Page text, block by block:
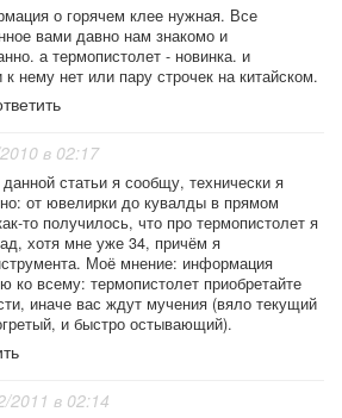
о горячем клее нужная. Все
вами давно нам знакомо и
а термопистолет - новинка. и
к нему нет или пару строчек на китайском.
в 02:17
статьи я сообщу, технически я
от ювелирки до кувалды в прямом
то получилось, что про термопистолет я
хотя мне уже 34, причём я
Моё мнение: информация
ко всему: термопистолет приобретайте
иначе вас ждут мучения (вяло текущий
и быстро остывающий).
2011 в 02:14